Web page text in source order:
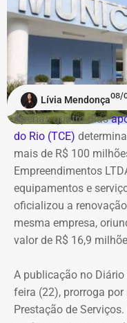
interesses da
cenário expõe os
tornando necessária
A contratação ocorre
ações de compliance
reforçou auditorias
Casa Civil.
A empresa também
blindados em sua
pela locação dos
GSI.
Os veículos serão
Suprimentos (DSU) e
contrato foi firmado
Locação de Veículos
Lívia Mendonça08/
Apenas quatro dias
do Rio (TCE)
mais de R$ 100
Empreendimentos
equipamentos e
oficializou a
mesma empresa,
valor de R$ 16,9
A publicação no
feira (22), prorroga
Prestação de